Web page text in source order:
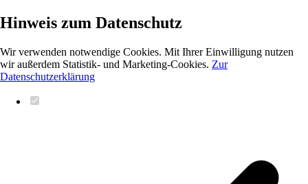
Hinweis zum Datenschutz
Wir verwenden notwendige Cookies. Mit Ihrer Einwilligung nutzen
wir außerdem Statistik- und Marketing-Cookies. Zur
Datenschutzerklärung